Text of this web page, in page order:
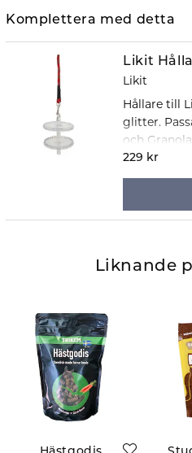
Komplettera med detta
Likit
Likit
Hållare till
glitter.
och
229 kr
Liknande